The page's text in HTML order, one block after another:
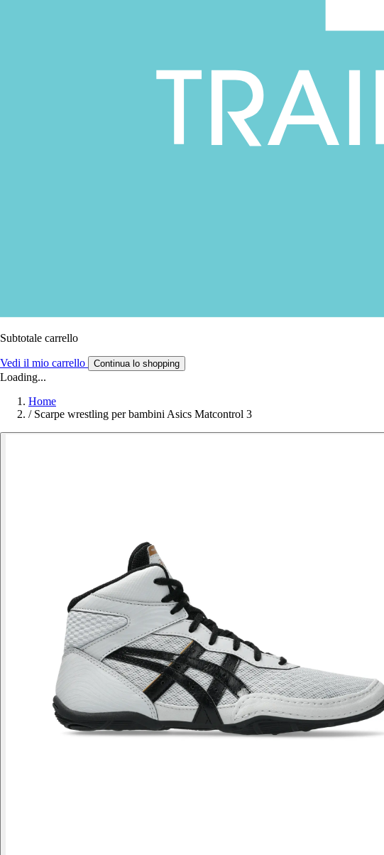
Subtotale carrello
Vedi il mio carrello Continua lo shopping
Loading...
Home
/ Scarpe wrestling per bambini Asics Matcontrol 3